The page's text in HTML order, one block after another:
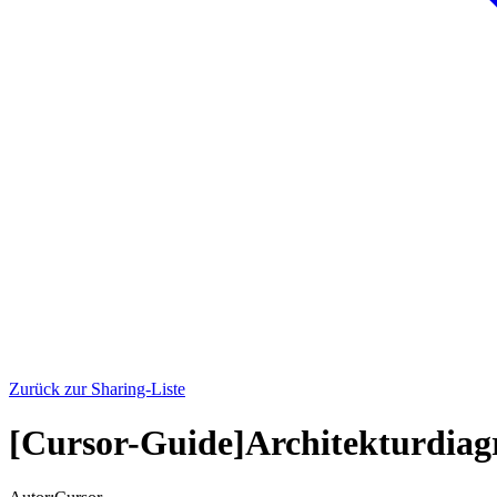
Zurück zur Sharing-Liste
[Cursor-